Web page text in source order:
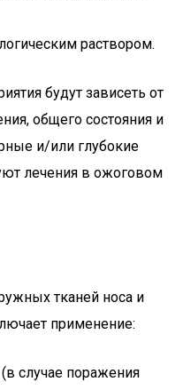
раствором.
будут зависеть от
общего состояния и
и/или глубокие
лечения в ожоговом
тканей носа и
применение:
случае поражения